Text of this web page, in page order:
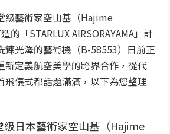
級藝術家空山基（Hajime
的「STARLUX AIRSORAYAMA」計
鍊光澤的藝術機（B-58553）日前正
新定義航空美學的跨界合作，從代
飛儀式都話題滿滿，以下為您整理